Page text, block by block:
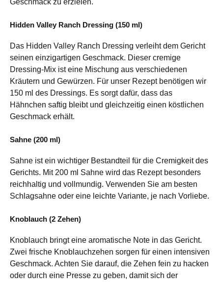
Hidden Valley Ranch Dressing (150 ml)
Das Hidden Valley Ranch Dressing verleiht dem Gericht
seinen einzigartigen Geschmack. Dieser cremige
Dressing-Mix ist eine Mischung aus verschiedenen
Kräutern und Gewürzen. Für unser Rezept benötigen wir
150 ml des Dressings. Es sorgt dafür, dass das
Hähnchen saftig bleibt und gleichzeitig einen köstlichen
Geschmack erhält.
Sahne (200 ml)
Sahne ist ein wichtiger Bestandteil für die Cremigkeit des
Gerichts. Mit 200 ml Sahne wird das Rezept besonders
reichhaltig und vollmundig. Verwenden Sie am besten
Schlagsahne oder eine leichte Variante, je nach Vorliebe.
Knoblauch (2 Zehen)
Knoblauch bringt eine aromatische Note in das Gericht.
Zwei frische Knoblauchzehen sorgen für einen intensiven
Geschmack. Achten Sie darauf, die Zehen fein zu hacken
oder durch eine Presse zu geben, damit sich der